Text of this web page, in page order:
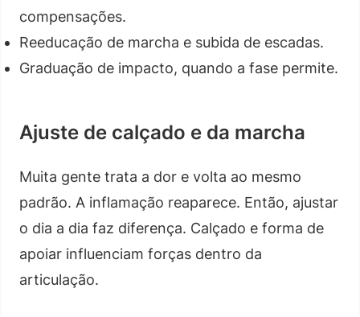
compensações.
Reeducação de marcha e subida de escadas.
Graduação de impacto, quando a fase permite.
Ajuste de calçado e da marcha
Muita gente trata a dor e volta ao mesmo
padrão. A inflamação reaparece. Então, ajustar
o dia a dia faz diferença. Calçado e forma de
apoiar influenciam forças dentro da
articulação.